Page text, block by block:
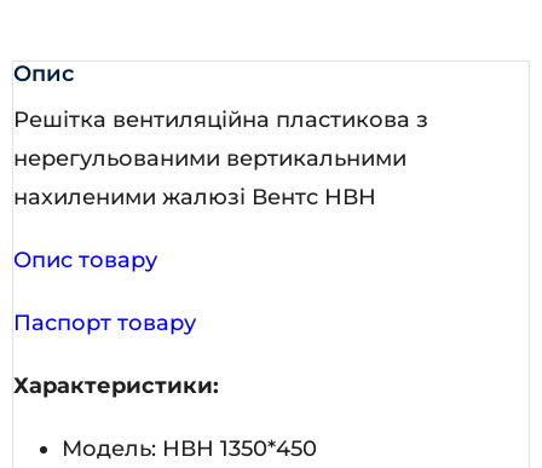
Опис
Решітка вентиляційна пластикова з
нерегульованими вертикальними
нахиленими жалюзі Вентс НВН
Опис товару
Паспорт товару
Характеристики:
Модель: НВН 1350*450